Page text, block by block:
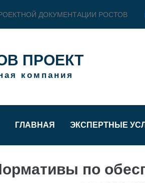
ДОКУМЕНТАЦИИ РОСТОВ
ПРОЕКТ
компания
ГЛАВНАЯ ЭКСПЕРТНЫЕ
по